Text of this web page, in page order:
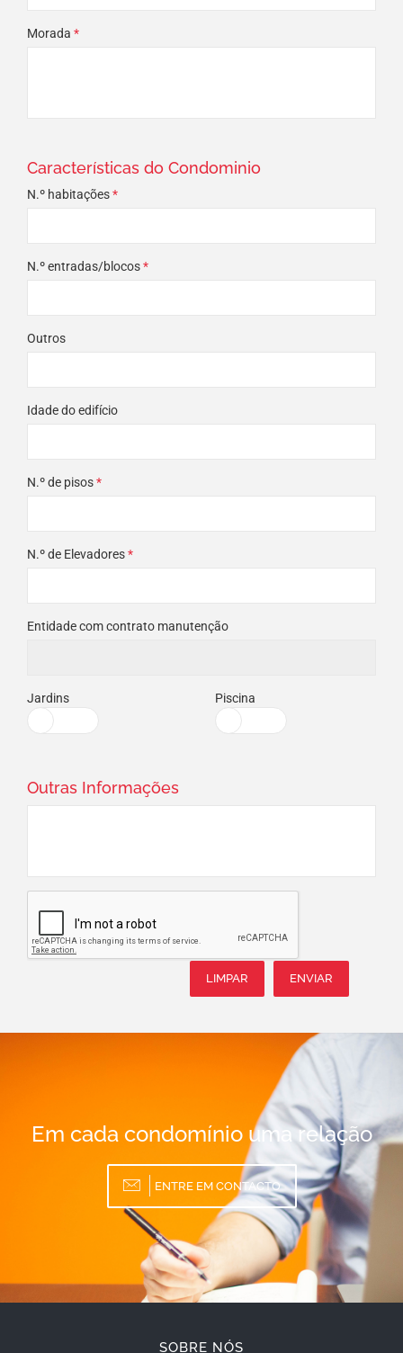
Morada *
Características do Condominio
N.º habitações*
N.º entradas/blocos*
Outros
Idade do edifício
N.º de pisos*
N.º de Elevadores*
Entidade com contrato manutenção
Jardins Piscina
Outras Informações
ENVIAR
LIMPAR
Em cada condomínio uma relação
ENTRE EM CONTACTO
SOBRE NÓS